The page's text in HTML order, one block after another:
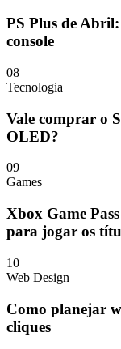
PS Plus de
console
08
Tecnologia
Vale comprar o
OLED?
09
Games
Xbox Game
para jogar os
10
Web Design
Como planejar
cliques